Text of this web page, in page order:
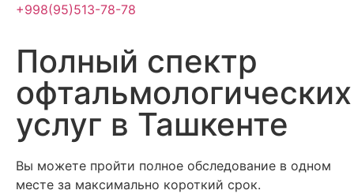
+998(95)513-78-78
Полный спектр
офтальмологических
услуг в Ташкенте
Вы можете пройти полное обследование в одном
месте за максимально короткий срок.